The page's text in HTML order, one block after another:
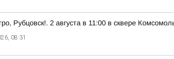
Рубцовск!. 2 августа в 11:00 в сквере
08:31